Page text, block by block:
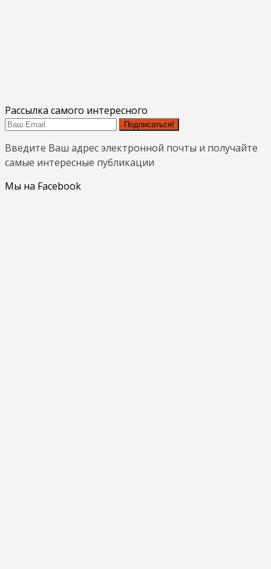
Рассылка самого интересного
Подписаться!
Введите Ваш адрес электронной почты и получайте
самые интересные публикации
Мы на Facebook